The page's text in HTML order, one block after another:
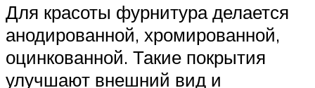
Для красоты фурнитура делается
анодированной, хромированной,
оцинкованной. Такие покрытия
улучшают внешний вид и